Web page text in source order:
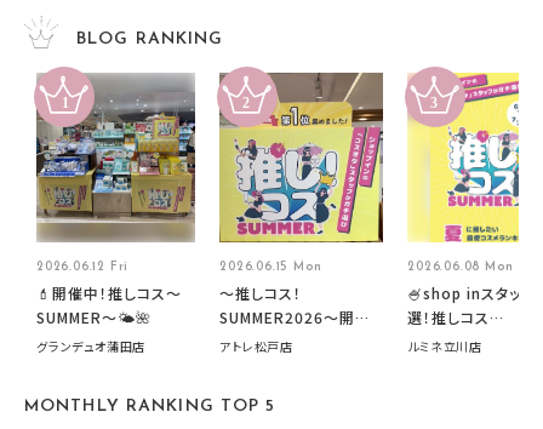
BLOG RANKING
2026.06.12 Fri
💄開催中！推しコス〜
SUMMER〜🌤️🌺
グランデュオ蒲田店
2026.06.15 Mon
～推しコス！
SUMMER2026～開催
中です！
アトレ松戸店
2026.06.08 Mon
🍧shop inスタッフ
選！推しコス
summer2026開催
ルミネ立川店
MONTHLY RANKING TOP 5